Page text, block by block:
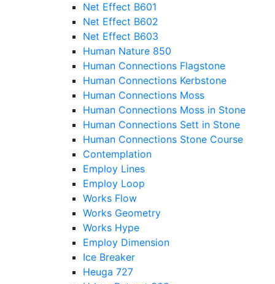
Net Effect B601
Net Effect B602
Net Effect B603
Human Nature 850
Human Connections Flagstone
Human Connections Kerbstone
Human Connections Moss
Human Connections Moss in Stone
Human Connections Sett in Stone
Human Connections Stone Course
Contemplation
Employ Lines
Employ Loop
Works Flow
Works Geometry
Works Hype
Employ Dimension
Ice Breaker
Heuga 727